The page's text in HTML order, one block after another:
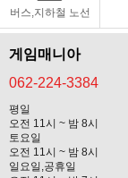
버스,지하철 노선
게임매니아
062-224-3384
평일
오전 11시 ~ 밤 8시
토요일
오전 11시 ~ 밤 8시
일요일,공휴일